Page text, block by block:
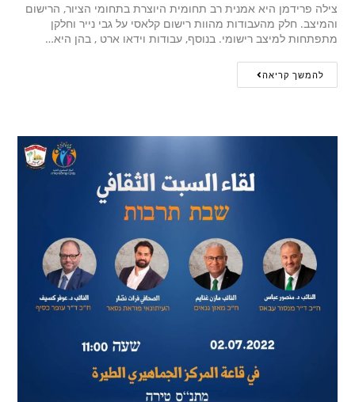
צילה פרידמן היא אמנית רב תחומית היוצרת בתחומי הציור, הרישום
והמיצב. חלק מהעבודות מהוות רישום קלאסי על גבי נייר וחלקן
מתפתחות למיצב רישומי. בנוסף, עבודות וידאו ארט , בהן היא…
להמשך קריאה